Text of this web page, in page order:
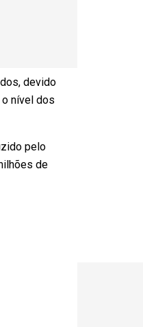
devido
nível dos
pelo
de